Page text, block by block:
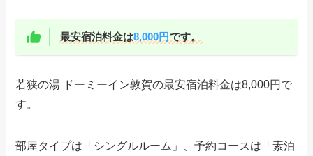
最安宿泊料金は8,000円です。
若狭の湯 ドーミーイン敦賀の最安宿泊料金は8,000円で
す。
部屋タイプは「シングルルーム」、予約コースは「素泊